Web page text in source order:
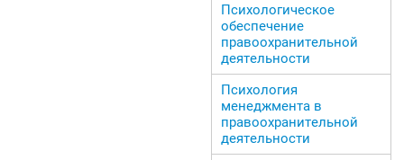
Психологическое
обеспечение
правоохранительной
деятельности
Психология
менеджмента в
правоохранительной
деятельности